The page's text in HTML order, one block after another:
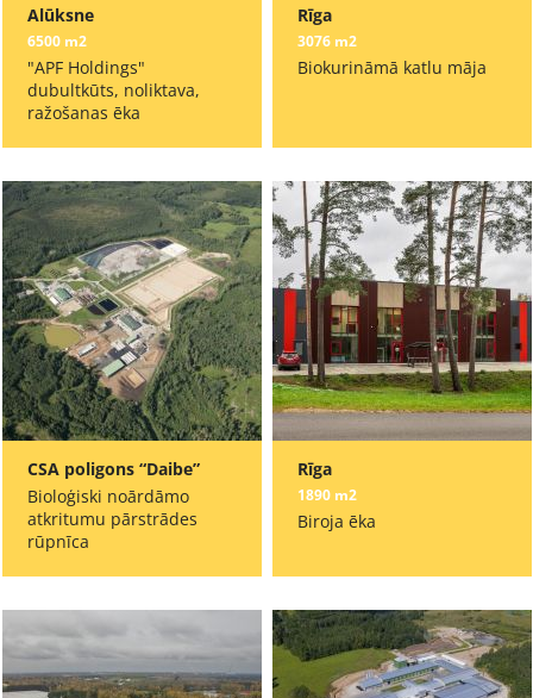
Alūksne
6500 m2
"APF Holdings"
dubultkūts, noliktava,
ražošanas ēka
Rīga
3076 m2
Biokurināmā katlu māja
CSA poligons “Daibe”
Bioloģiski noārdāmo
atkritumu pārstrādes
rūpnīca
Rīga
1890 m2
Biroja ēka